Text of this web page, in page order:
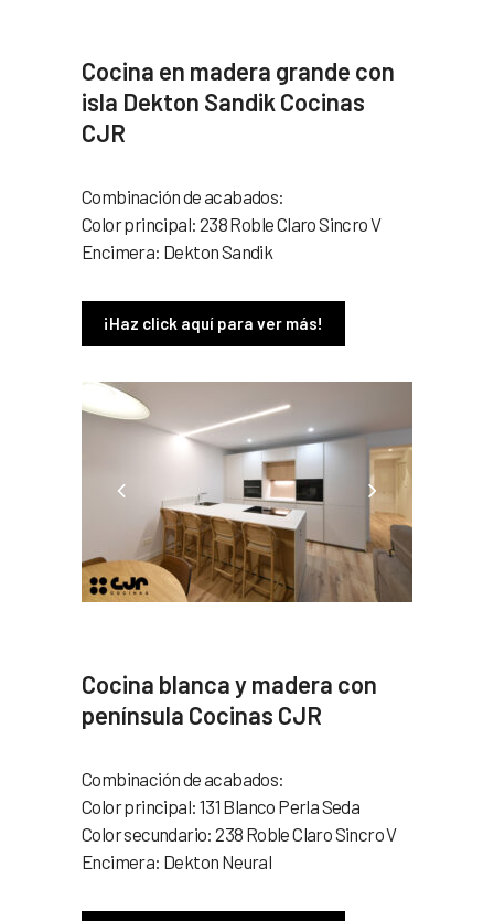
Cocina en madera grande con
isla Dekton Sandik Cocinas
CJR
Combinación de acabados:
Color principal: 238 Roble Claro Sincro V
Encimera: Dekton Sandik
¡Haz click aquí para ver más!
Cocina blanca y madera con
península Cocinas CJR
Combinación de acabados:
Color principal: 131 Blanco Perla Seda
Color secundario: 238 Roble Claro Sincro V
Encimera: Dekton Neural